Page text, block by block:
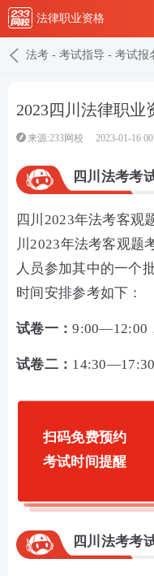
法律职业资格
法考 - 考试指导 - 考试报
2023四川法律职业
来源:233网校 2023-01-16
四川法考考
四川2023年法考客观
川2023年法考客观题
人员参加其中的一个
时间安排参考如下：
试卷一：9:00—12:00
试卷二： 14:30—17:30
扫码免费预约
考试时间提醒
四川法考考